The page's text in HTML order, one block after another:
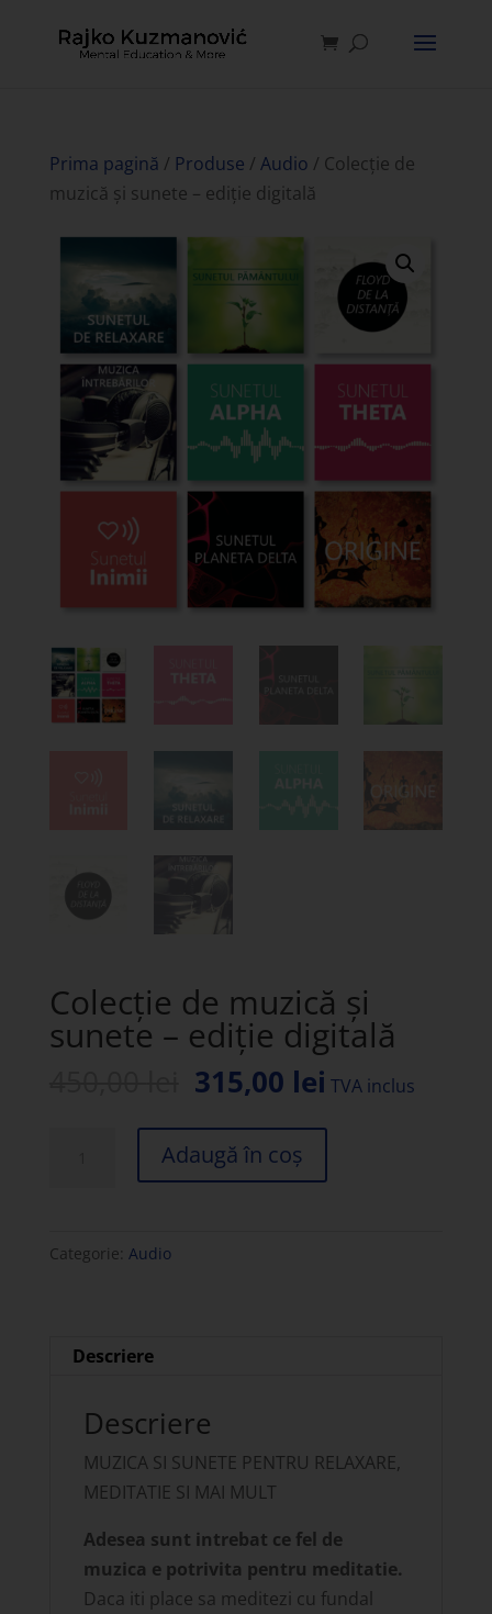
Prima pagină / Produse / Audio / Colecție de
muzică și sunete – ediție digitală
Colecție de muzică și
sunete – ediție digitală
Prețul
a
fost:
315,00 leiPrețul
este:
TVA inclus
și
ediție
Adaugă în coș
Categorie: Audio
Descriere
Descriere
MUZICA SI SUNETE PENTRU RELAXARE,
MEDITATIE SI MAI MULT
Adesea sunt intrebat ce fel de
muzica e potrivita pentru meditatie.
Daca iti place sa meditezi cu fundal